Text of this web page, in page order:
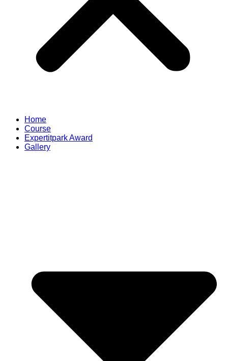
Home
Course
Expertitpark Award
Gallery